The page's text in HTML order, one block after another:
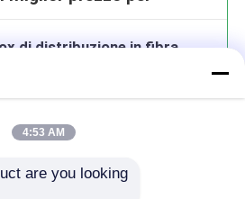
di distribuzione in fibra
4:53 AM
are you looking